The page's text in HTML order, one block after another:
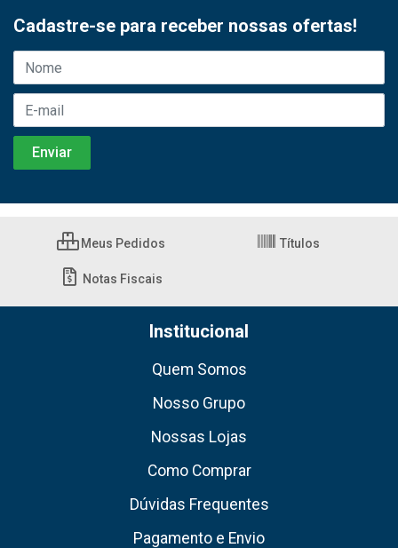
Cadastre-se para receber nossas ofertas!
Meus Pedidos Títulos
Notas Fiscais
Institucional
Quem Somos
Nosso Grupo
Nossas Lojas
Como Comprar
Dúvidas Frequentes
Pagamento e Envio